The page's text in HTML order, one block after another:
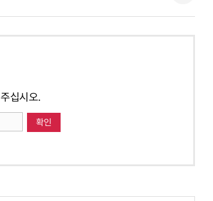
십시오.